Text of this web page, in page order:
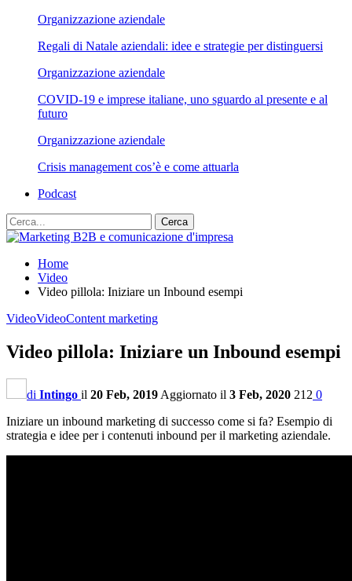
Organizzazione aziendale
Regali di Natale aziendali: idee e strategie per distinguersi
Organizzazione aziendale
COVID-19 e imprese italiane, uno sguardo al presente e al
futuro
Organizzazione aziendale
Crisis management cos’è e come attuarla
Podcast
Home
Video
Video pillola: Iniziare un Inbound esempi
VideoVideoContent marketing
Video pillola: Iniziare un Inbound esempi
di Intingo il 20 Feb, 2019 Aggiornato il 3 Feb, 2020 212 0
Iniziare un inbound marketing di successo come si fa? Esempio di
strategia e idee per i contenuti inbound per il marketing aziendale.